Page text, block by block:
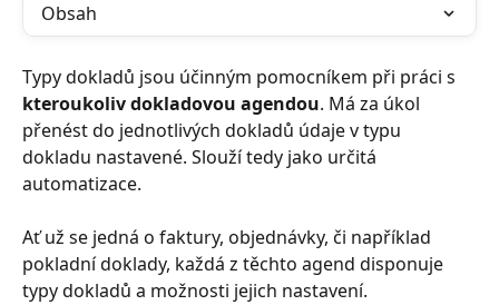
Obsah
Typy dokladů jsou účinným pomocníkem při práci s
kteroukoliv dokladovou agendou. Má za úkol
přenést do jednotlivých dokladů údaje v typu
dokladu nastavené. Slouží tedy jako určitá
automatizace.
Ať už se jedná o faktury, objednávky, či například
pokladní doklady, každá z těchto agend disponuje
typy dokladů a možnosti jejich nastavení.